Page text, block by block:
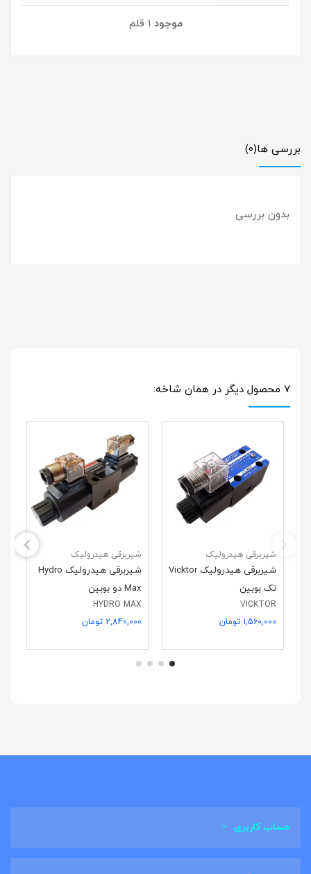
موجود 1 قلم
بررسی ها(0)
بدون بررسی
7 محصول دیگر در همان شاخه:
شیربرقی هیدرولیک
شیربرقی هیدرولیک Vicktor
تک بوبین
VICKTOR
1,560,000 تومان
شیربرقی هیدرولیک
شیربرقی هیدرولیک Hydro
Max دو بوبین
HYDRO MAX
2,840,000 تومان
حساب کاربری